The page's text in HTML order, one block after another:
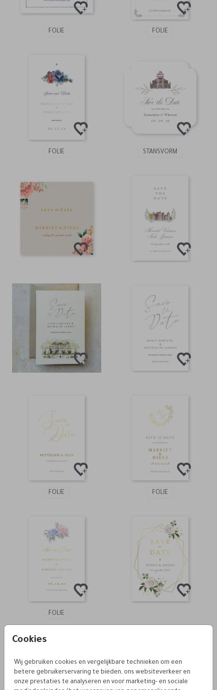
Cookies
Wij gebruiken cookies en vergelijkbare technieken om een
betere gebruikerservaring te bieden, ons websiteverkeer en
onze prestaties te analyseren en voor marketing- en sociale
FOLIE FOLIE
FOLIE STANSVORM
FOLIE FOLIE
FOLIE